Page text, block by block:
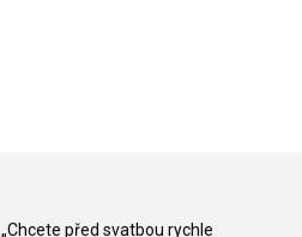
„Chcete před svatbou rychle